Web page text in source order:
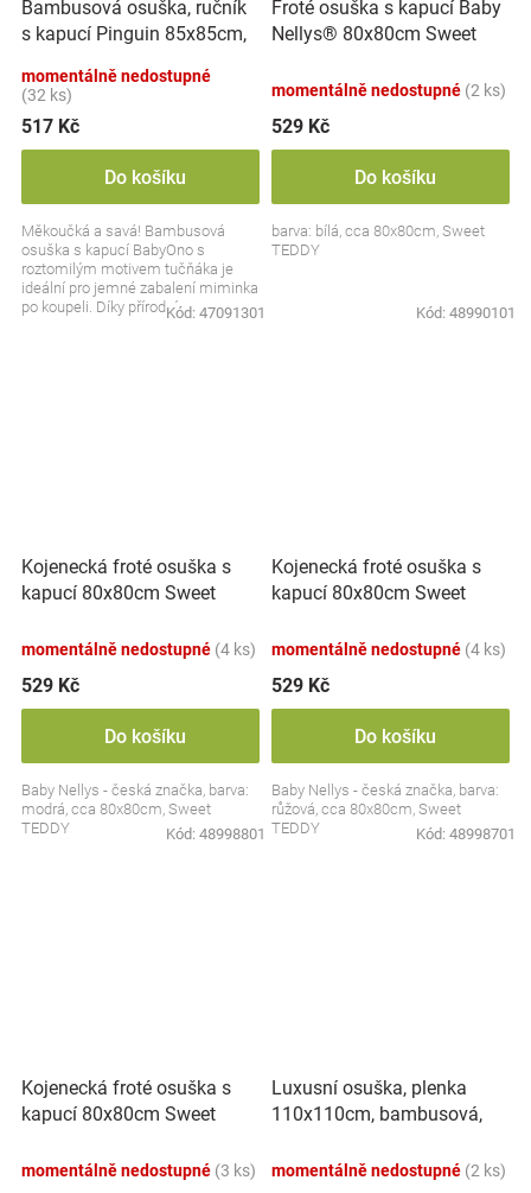
Bambusová osuška, ručník
s kapucí Pinguin 85x85cm,
momentálně nedostupné
(32 ks)
517 Kč
Do košíku
Měkoučká a savá! Bambusová
osuška s kapucí BabyOno s
roztomilým motivem tučňáka je
ideální pro jemné zabalení miminka
po koupeli. Díky přírodnímu
Kód: 47091301
Froté osuška s kapucí Baby
Nellys® 80x80cm Sweet
momentálně nedostupné (2 ks)
529 Kč
Do košíku
barva: bílá, cca 80x80cm, Sweet
TEDDY
Kód: 48990101
Kojenecká froté osuška s
kapucí 80x80cm Sweet
momentálně nedostupné (4 ks)
529 Kč
Do košíku
Baby Nellys - česká značka, barva:
modrá, cca 80x80cm, Sweet
TEDDY
Kód: 48998801
Kojenecká froté osuška s
kapucí 80x80cm Sweet
momentálně nedostupné (4 ks)
529 Kč
Do košíku
Baby Nellys - česká značka, barva:
růžová, cca 80x80cm, Sweet
TEDDY
Kód: 48998701
Kojenecká froté osuška s
kapucí 80x80cm Sweet
momentálně nedostupné (3 ks)
Luxusní osuška, plenka
110x110cm, bambusová,
momentálně nedostupné (2 ks)